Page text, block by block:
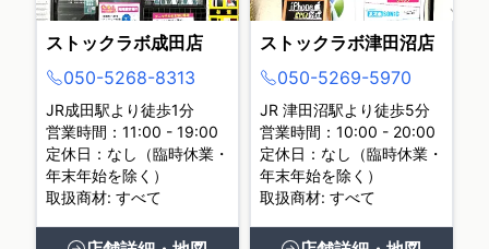
ストックラボ成田店
050-5268-8313
JR成田駅より徒歩1分
営業時間：11:00 - 19:00
定休日：なし（臨時休業・
年末年始を除く）
取扱商材: すべて
ストックラボ津田沼店
050-5269-5970
JR 津田沼駅より徒歩5分
営業時間：10:00 - 20:00
定休日：なし（臨時休業・
年末年始を除く）
取扱商材: すべて